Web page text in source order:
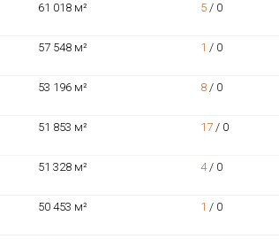
61 018 м² 5/ 0
57 548 м² 1/ 0
53 196 м² 8/ 0
51 853 м² 17/ 0
51 328 м² 4/ 0
50 453 м² 1/ 0